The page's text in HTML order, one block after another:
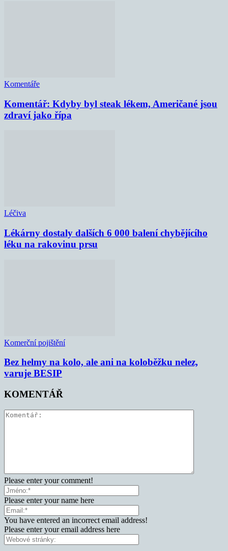
Komentáře
Komentář: Kdyby byl steak lékem, Američané jsou
zdraví jako řípa
Léčiva
Lékárny dostaly dalších 6 000 balení chybějícího
léku na rakovinu prsu
Komerční pojištění
Bez helmy na kolo, ale ani na koloběžku nelez,
varuje BESIP
KOMENTÁŘ
Please enter your comment!
Please enter your name here
You have entered an incorrect email address!
Please enter your email address here